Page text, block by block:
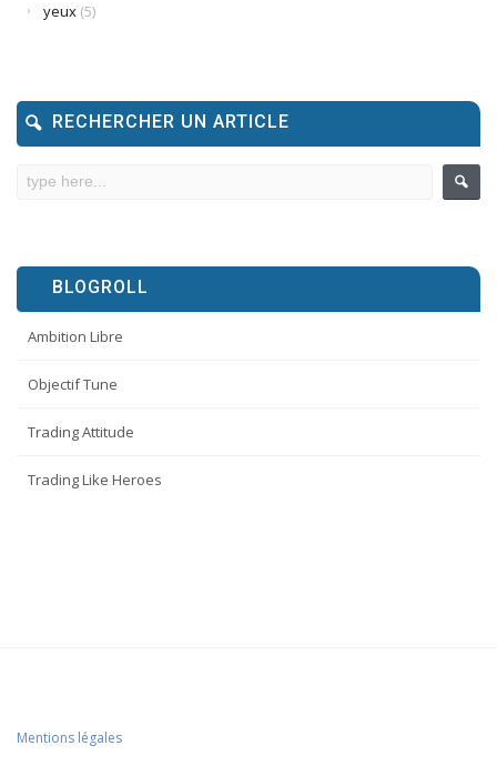
yeux (5)
RECHERCHER UN ARTICLE
BLOGROLL
Ambition Libre
Objectif Tune
Trading Attitude
Trading Like Heroes
Mentions légales